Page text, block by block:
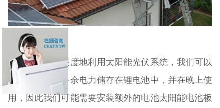
为了最大限度地利用太阳能光伏系统，我们可以
将白天产生的多余电力储存在锂电池中，并在晚上使
用，因此我们可能需要安装额外的电池太阳能电池板